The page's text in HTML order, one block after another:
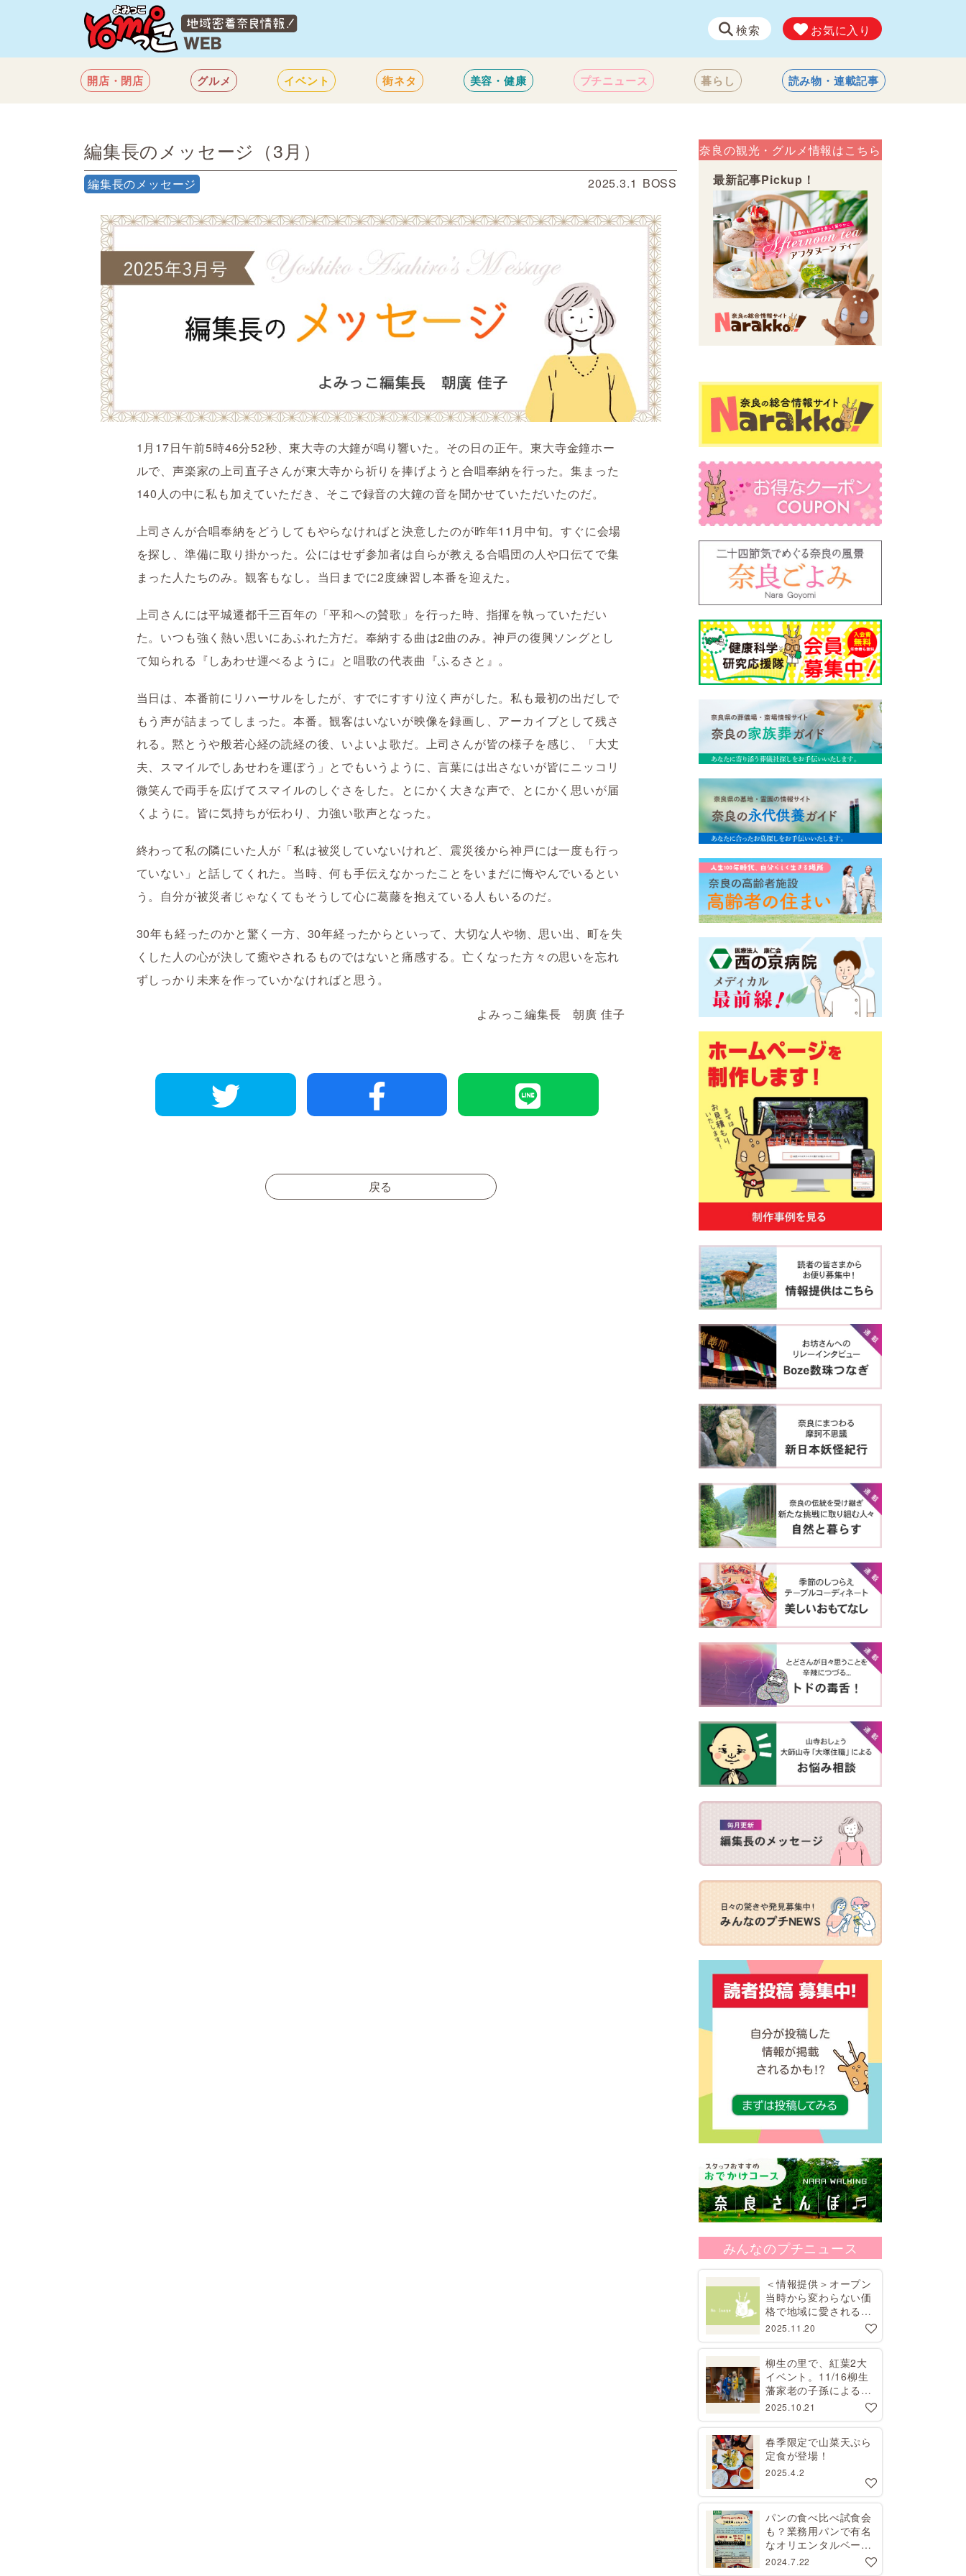
検索 お気に入り
開店・閉店 グルメ イベント 街ネタ 美容・健康 プチニュース 暮らし 読み物・連載記事
編集長のメッセージ（3月）
編集長のメッセージ 2025.3.1 BOSS
1月17日午前5時46分52秒、東大寺の大鐘が鳴り響いた。その日の正午。東大寺金鐘ホー
ルで、声楽家の上司直子さんが東大寺から祈りを捧げようと合唱奉納を行った。集まった
140人の中に私も加えていただき、そこで録音の大鐘の音を聞かせていただいたのだ。
上司さんが合唱奉納をどうしてもやらなければと決意したのが昨年11月中旬。すぐに会場
を探し、準備に取り掛かった。公にはせず参加者は自らが教える合唱団の人や口伝てで集
まった人たちのみ。観客もなし。当日までに2度練習し本番を迎えた。
上司さんには平城遷都千三百年の「平和への賛歌」を行った時、指揮を執っていただい
た。いつも強く熱い思いにあふれた方だ。奉納する曲は2曲のみ。神戸の復興ソングとし
て知られる『しあわせ運べるように』と唱歌の代表曲『ふるさと』。
当日は、本番前にリハーサルをしたが、すでにすすり泣く声がした。私も最初の出だしで
もう声が詰まってしまった。本番。観客はいないが映像を録画し、アーカイブとして残さ
れる。黙とうや般若心経の読経の後、いよいよ歌だ。上司さんが皆の様子を感じ、「大丈
夫、スマイルでしあせわを運ぼう」とでもいうように、言葉には出さないが皆にニッコリ
微笑んで両手を広げてスマイルのしぐさをした。とにかく大きな声で、とにかく思いが届
くように。皆に気持ちが伝わり、力強い歌声となった。
終わって私の隣にいた人が「私は被災していないけれど、震災後から神戸には一度も行っ
ていない」と話してくれた。当時、何も手伝えなかったことをいまだに悔やんでいるとい
う。自分が被災者じゃなくてもそうして心に葛藤を抱えている人もいるのだ。
30年も経ったのかと驚く一方、30年経ったからといって、大切な人や物、思い出、町を失
くした人の心が決して癒やされるものではないと痛感する。亡くなった方々の思いを忘れ
ずしっかり未来を作っていかなければと思う。
よみっこ編集長 朝廣 佳子
戻る
奈良の観光・グルメ情報はこちら
最新記事Pickup！
みんなのプチニュース
＜情報提供＞オープン
当時から変わらない価
格で地域に愛される昭
和レトロな喫茶店
2025.11.20
柳生の里で、紅葉2大
イベント。11/16柳生
藩家老の子孫による講
演会、11/29コスプレ
2025.10.21
春季限定で山菜天ぷら
定食が登場！
2025.4.2
パンの食べ比べ試食会
も？業務用パンで有名
なオリエンタルベーカ
リーで工場見学開催
2024.7.22